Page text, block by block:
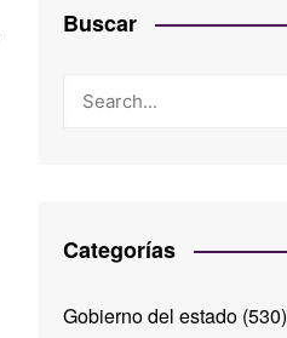
Buscar
Categorías
Gobierno del estado(530)